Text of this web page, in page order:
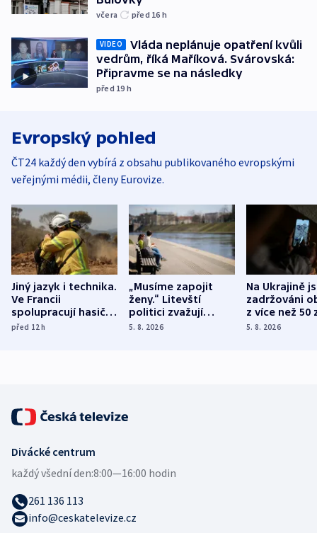
včera před 16 h
VIDEO
Vláda neplánuje opatření kvůli
vedrům, říká Maříková. Svárovská:
Připravme se na následky
před 19 h
Evropský pohled
ČT24 každý den vybírá z obsahu publikovaného evropskými
veřejnými médii, členy Eurovize.
Jiný jazyk i technika.
Ve Francii
spolupracují hasiči z
různých zemí
před 12h
„Musíme zapojit
ženy.“ Litevští
politici zvažují
dohodu o
5. 8. 2026
Na Ukrajině
zadržováni
z více než 50
Bojovali na
5. 8. 2026
Divácké centrum
každý všední den:8:00—16:00 hodin
261 136 113
info@ceskatelevize.cz